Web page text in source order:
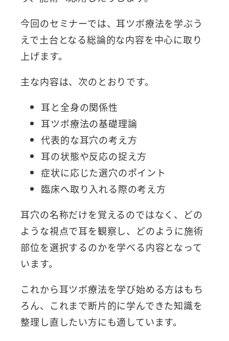
今回のセミナーでは、耳ツボ療法を学ぶう
えで土台となる総論的な内容を中心に取り
上げます。
主な内容は、次のとおりです。
耳と全身の関係性
耳ツボ療法の基礎理論
代表的な耳穴の考え方
耳の状態や反応の捉え方
症状に応じた選穴のポイント
臨床へ取り入れる際の考え方
耳穴の名称だけを覚えるのではなく、どの
ような視点で耳を観察し、どのように施術
部位を選択するのかを学べる内容となって
います。
これから耳ツボ療法を学び始める方はもち
ろん、これまで断片的に学んできた知識を
整理し直したい方にも適しています。